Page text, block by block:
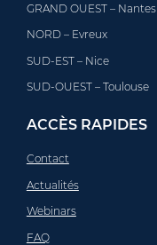
GRAND OUEST – Nantes
NORD – Evreux
SUD-EST – Nice
SUD-OUEST – Toulouse
ACCÈS RAPIDES
Contact
Actualités
Webinars
FAQ